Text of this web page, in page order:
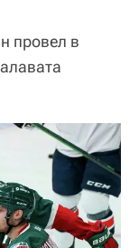
провел в